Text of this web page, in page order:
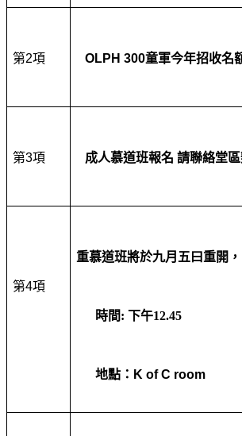
第2項 OLPH 300童軍今年招收名
第3項 成人慕道班報名 請聯絡堂
第4項
重慕道班將於九月五曰重開
時間:下午12.45
地點： K of C room